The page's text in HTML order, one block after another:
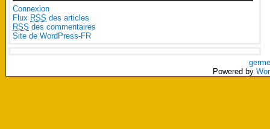
Connexion
Flux RSS des articles
RSS des commentaires
Site de WordPress-FR
Powered by